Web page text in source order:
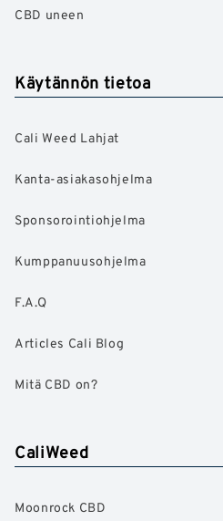
CBD uneen
Käytännön tietoa
Cali Weed Lahjat
Kanta-asiakasohjelma
Sponsorointiohjelma
Kumppanuusohjelma
F.A.Q
Articles Cali Blog
Mitä CBD on?
CaliWeed
Moonrock CBD